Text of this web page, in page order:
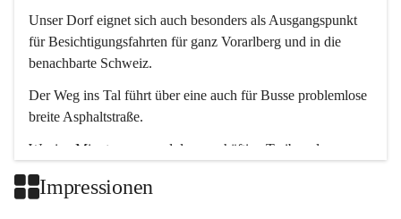
Unser Dorf eignet sich auch besonders als Ausgangspunkt
für Besichtigungsfahrten für ganz Vorarlberg und in die
benachbarte Schweiz.
Der Weg ins Tal führt über eine auch für Busse problemlose
breite Asphaltstraße.
Wenige Minuten nur, und das geschäftige Treiben der
Impressionen